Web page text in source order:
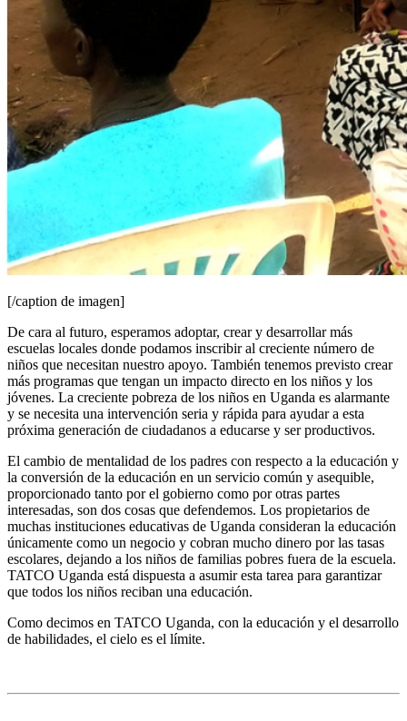
[/caption de imagen]
De cara al futuro, esperamos adoptar, crear y desarrollar más
escuelas locales donde podamos inscribir al creciente número de
niños que necesitan nuestro apoyo. También tenemos previsto crear
más programas que tengan un impacto directo en los niños y los
jóvenes. La creciente pobreza de los niños en Uganda es alarmante
y se necesita una intervención seria y rápida para ayudar a esta
próxima generación de ciudadanos a educarse y ser productivos.
El cambio de mentalidad de los padres con respecto a la educación y
la conversión de la educación en un servicio común y asequible,
proporcionado tanto por el gobierno como por otras partes
interesadas, son dos cosas que defendemos. Los propietarios de
muchas instituciones educativas de Uganda consideran la educación
únicamente como un negocio y cobran mucho dinero por las tasas
escolares, dejando a los niños de familias pobres fuera de la escuela.
TATCO Uganda está dispuesta a asumir esta tarea para garantizar
que todos los niños reciban una educación.
Como decimos en TATCO Uganda, con la educación y el desarrollo
de habilidades, el cielo es el límite.